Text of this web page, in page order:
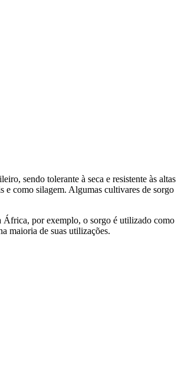
sendo tolerante à seca e resistente às altas
e como silagem. Algumas cultivares de sorgo
África, por exemplo, o sorgo é utilizado como
maioria de suas utilizações.